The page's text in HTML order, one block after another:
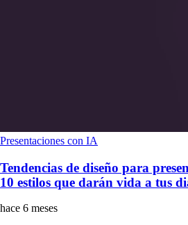
Presentaciones con IA
Tendencias de diseño para
10 estilos que darán vida a tus
hace 6 meses